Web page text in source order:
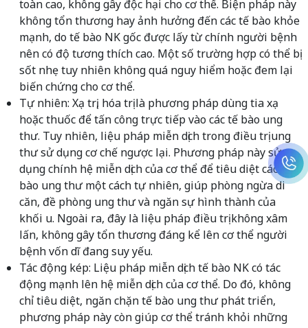
toàn cao, không gây độc hại cho cơ thể. Biện pháp này
không tổn thương hay ảnh hưởng đến các tế bào khỏe
mạnh, do tế bào NK gốc được lấy từ chính người bệnh
nên có độ tương thích cao. Một số trường hợp có thể bị
sốt nhẹ tuy nhiên không quá nguy hiểm hoặc đem lại
biến chứng cho cơ thể.
Tự nhiên: Xạ trị, hóa trị là phương pháp dùng tia xạ
hoặc thuốc để tấn công trực tiếp vào các tế bào ung
thư. Tuy nhiên, liệu pháp miễn dịch trong điều trị ung
thư sử dụng cơ chế ngược lại. Phương pháp này sử
dụng chính hệ miễn dịch của cơ thể để tiêu diệt các tế
bào ung thư một cách tự nhiên, giúp phòng ngừa di
căn, đề phòng ung thư và ngăn sự hình thành của
khối u. Ngoài ra, đây là liệu pháp điều trị không xâm
lấn, không gây tổn thương đáng kể lên cơ thể người
bệnh vốn dĩ đang suy yếu.
Tác động kép: Liệu pháp miễn dịch tế bào NK có tác
động mạnh lên hệ miễn dịch của cơ thể. Do đó, không
chỉ tiêu diệt, ngăn chặn tế bào ung thư phát triển,
phương pháp này còn giúp cơ thể tránh khỏi những